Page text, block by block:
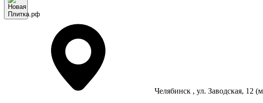
Челябинск , ул. Заводская, 12